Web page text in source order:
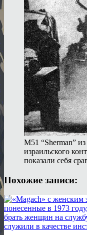
M51 “Sherman”
израильского
показали себя
Похожие записи: